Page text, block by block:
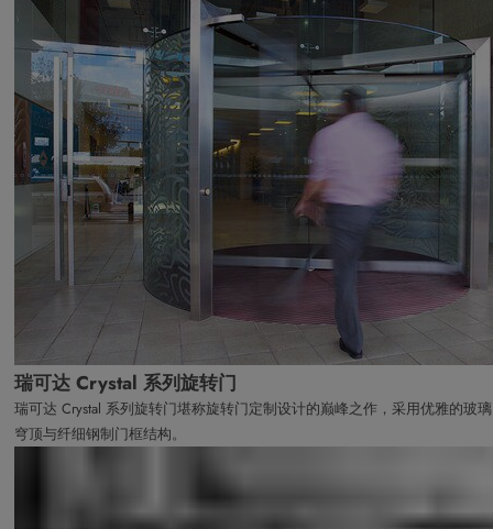
瑞可达 Crystal 系列旋转门
瑞可达 Crystal 系列旋转门堪称旋转门定制设计的巅峰之作，采用优雅的玻璃
穹顶与纤细钢制门框结构。